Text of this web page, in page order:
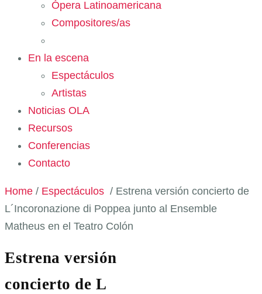
Ópera Latinoamericana
Compositores/as
En la escena
Espectáculos
Artistas
Noticias OLA
Recursos
Conferencias
Contacto
Home / Espectáculos / Estrena versión concierto de
L´Incoronazione di Poppea junto al Ensemble
Matheus en el Teatro Colón
Estrena versión
concierto de L